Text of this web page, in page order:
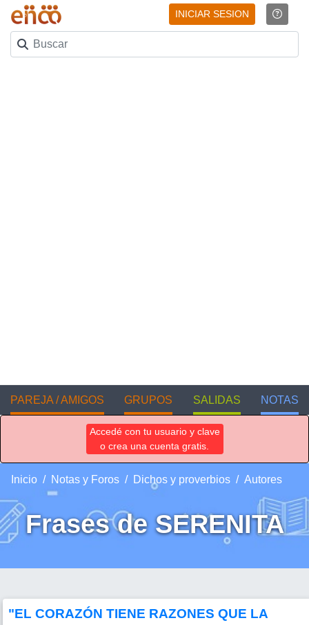
INICIAR SESION
PAREJA / AMIGOS GRUPOS SALIDAS NOTAS
Accedé con tu usuario y clave
o crea una cuenta gratis.
Inicio Notas y Foros Dichos y proverbios Autores
Frases de SERENITA
"EL CORAZÓN TIENE RAZONES QUE LA